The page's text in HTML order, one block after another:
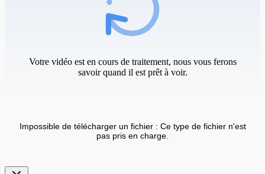
Votre vidéo est en cours de traitement, nous vous ferons
savoir quand il est prêt à voir.
Impossible de télécharger un fichier : Ce type de fichier n'est
pas pris en charge.